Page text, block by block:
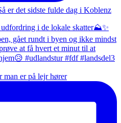
er på lejr hører